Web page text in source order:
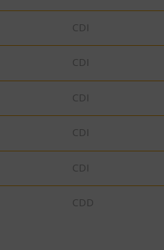
CDI
CDI
CDI
CDI
CDI
CDD